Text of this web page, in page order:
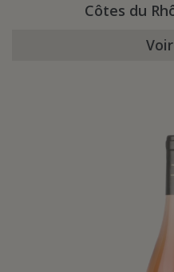
Côtes du